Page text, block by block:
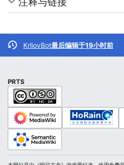
KrliovBot最后编辑于19小时前
PRTS